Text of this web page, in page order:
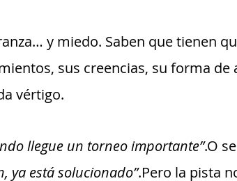
y miedo. Saben que tienen
sus creencias, su forma de
vértigo.
llegue un torneo importante”.O se
ya está solucionado”.Pero la pista